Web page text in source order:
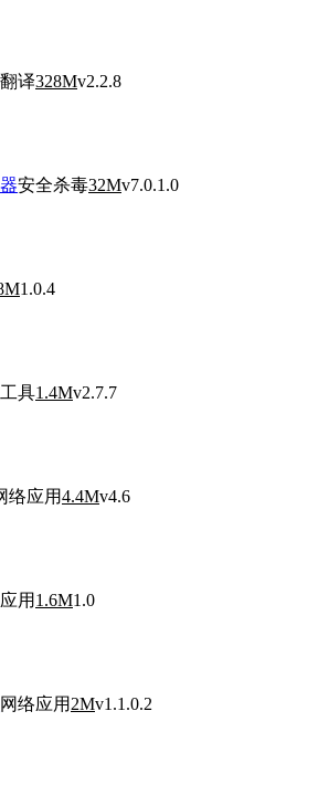
译328Mv2.2.8
安全杀毒32Mv7.0.1.0
1.0.4
具1.4Mv2.7.7
络应用4.4Mv4.6
用 1.6M1.0
网络应用 2Mv1.1.0.2